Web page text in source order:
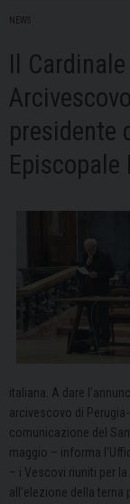
NEWS
Il
presidente
Episcopale
italiana. A dare
arcivescovo di
comunicazione del
maggio – informa
– i Vescovi riuniti per
all’elezione della